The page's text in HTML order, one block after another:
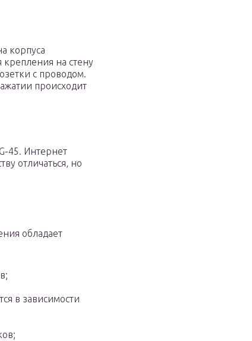
корпуса
на стену
с проводом.
происходит
45. Интернет
отличаться, но
обладает
в зависимости